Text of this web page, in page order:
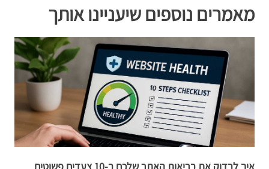
מאמרים נוספים שיעניינו אותך
איך לבדוק את בריאות האתר שלכם ב-10 צעדים פשוטים